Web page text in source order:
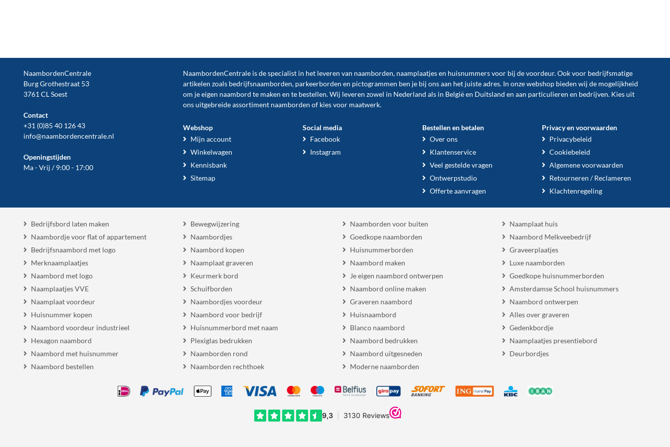
NaambordenCentrale
Burg Grothestraat 53
3761 CL Soest
Contact
+31 (0)85 40 126 43
info@naambordencentrale.nl
Openingstijden
Ma - Vrij / 9:00 - 17:00
NaambordenCentrale is de specialist in het leveren van naamborden, naamplaatjes en huisnummers voor bij devoordeur. Ook voor bedrijfsmatige
artikelen zoals bedrijfsnaamborden, parkeerborden en pictogrammen ben je bij ons aan het juiste adres. In onze webshop bieden wij de mogelijkheid
om je eigen naambord te maken en te bestellen. Wij leveren zowel in Nederland als in België en Duitsland en aan particulieren en bedrijven. Kies uit
ons uitgebreide assortiment naamborden of kies voor maatwerk.
Webshop
Mijn account
Winkelwagen
Kennisbank
Sitemap
Social media
Facebook
Instagram
Bestellen en betalen
Over ons
Klantenservice
Veel gestelde vragen
Ontwerpstudio
Offerte aanvragen
Privacy en voorwaarden
Privacybeleid
Cookiebeleid
Algemene voorwaarden
Retourneren / Reclameren
Klachtenregeling
Bedrijfsbord laten maken
Naambordje voor flat of appartement
Bedrijfsnaambord met logo
Merknaamplaatjes
Naambord met logo
Naamplaatjes VVE
Naamplaat voordeur
Huisnummer kopen
Naambord voordeur industrieel
Hexagon naambord
Naambord met huisnummer
Naambord bestellen
Bewegwijzering
Naambordjes
Naambord kopen
Naamplaat graveren
Keurmerk bord
Schuifborden
Naambordjes voordeur
Naambord voor bedrijf
Huisnummerbord met naam
Plexiglas bedrukken
Naamborden rond
Naamborden rechthoek
Naamborden voor buiten
Goedkope naamborden
Huisnummerborden
Naambord maken
Je eigen naambord ontwerpen
Naambord online maken
Graveren naambord
Huisnaambord
Blanco naambord
Naambord bedrukken
Naambord uitgesneden
Moderne naamborden
Naamplaat huis
Naambord Melkveebedrijf
Graveerplaatjes
Luxe naamborden
Goedkope huisnummerborden
Amsterdamse School huisnummers
Naambord ontwerpen
Alles over graveren
Gedenkbordje
Naamplaatjes presentiebord
Deurbordjes